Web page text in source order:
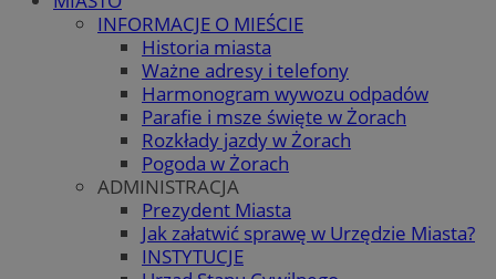
INFORMACJE O MIEŚCIE
Historia miasta
Ważne adresy i telefony
Harmonogram wywozu odpadów
Parafie i msze święte w Żorach
Rozkłady jazdy w Żorach
Pogoda w Żorach
ADMINISTRACJA
Prezydent Miasta
Jak załatwić sprawę w Urzędzie Miasta?
INSTYTUCJE